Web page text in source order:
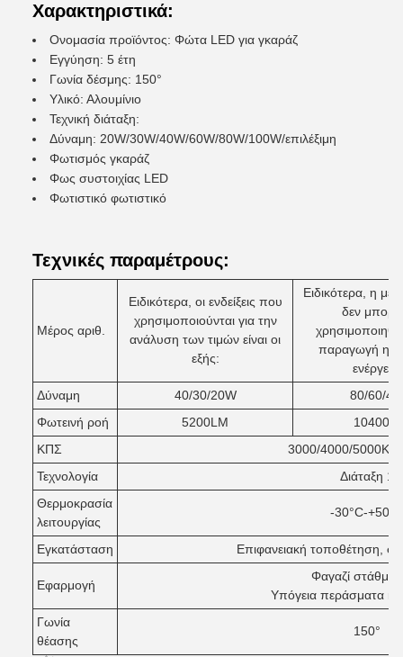
Χαρακτηριστικά:
Ονομασία προϊόντος: Φώτα LED για γκαράζ
Εγγύηση: 5 έτη
Γωνία δέσμης: 150°
Υλικό: Αλουμίνιο
Τεχνική διάταξη:
Δύναμη: 20W/30W/40W/60W/80W/100W/επιλέξιμη
Φωτισμός γκαράζ
Φως συστοιχίας LED
Φωτιστικό φωτιστικό
Τεχνικές παραμέτρους:
Μέρος αριθ.
Ειδικότερα, οι ενδείξεις που
χρησιμοποιούνται για την
ανάλυση των τιμών είναι οι
εξής:
Ειδικότερα, η
δεν
παραγωγή
Δύναμη
40/30/20W
80/60/
Φωτεινή ροή
5200LM
ΚΠΣ
3000/4000/5000K/
Τεχνολογία
Διάταξη 1
Θερμοκρασία
λειτουργίας
-30°C-+50°C
Εγκατάσταση Επιφανειακή τοποθέτηση,
Εφαρμογή
Φαγαζί
Υπόγεια περάσματα
Γωνία
θέασης
150°